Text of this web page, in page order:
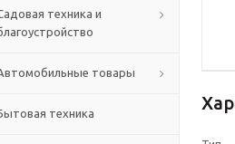
техника и
товары
техника